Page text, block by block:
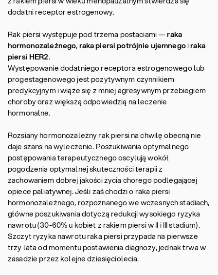
dodatni receptor estrogenowy.
Rak piersi występuje pod trzema postaciami —raka
hormonozależnego,raka piersi potrójnie ujemnegoiraka
piersi HER2.
Występowanie dodatniego receptora estrogenowego lub
progestagenowego jest pozytywnym czynnikiem
predykcyjnym i wiąże się z mniej agresywnym przebiegiem
choroby oraz większą odpowiedzią na leczenie
hormonalne.
Rozsiany hormonozależny rak piersi na chwilę obecną nie
daje szans na wyleczenie. Poszukiwania optymalnego
postępowania terapeutycznego oscylują wokół
pogodzenia optymalnej skuteczności terapii z
zachowaniem dobrej jakości życia chorego podlegającej
opiece paliatywnej. Jeśli zaś chodzi o raka piersi
hormonozależnego, rozpoznanego we wczesnych stadiach,
główne poszukiwania dotyczą redukcji wysokiego ryzyka
nawrotu (30-60% u kobiet z rakiem piersi w II i III stadium).
Szczyt ryzyka nawrotu raka piersi przypada na pierwsze
trzy lata od momentu postawienia diagnozy, jednak trwa w
zasadzie przez kolejne dziesięciolecia.